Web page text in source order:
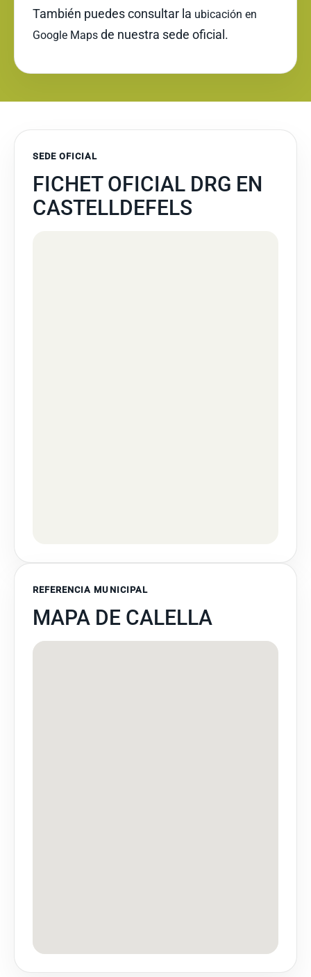
También puedes consultar la ubicación en
Google Maps de nuestra sede oficial.
SEDE OFICIAL
FICHET OFICIAL DRG EN
CASTELLDEFELS
REFERENCIA MUNICIPAL
MAPA DE CALELLA